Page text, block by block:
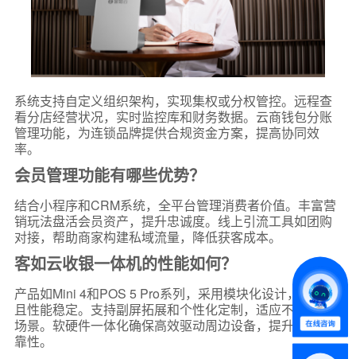
系统支持自定义组织架构，实现集权或分权管控。远程查
看分店经营状况，实时监控库和财务数据。云商钱包分账
管理功能，为连锁品牌提供合规资金方案，提高协同效
率。
会员管理功能有哪些优势？
结合小程序和CRM系统，全平台管理消费者价值。丰富营
销玩法盘活会员资产，提升忠诚度。线上引流工具如团购
对接，帮助商家构建私域流量，降低获客成本。
客如云收银一体机的性能如何？
产品如Mini 4和POS 5 Pro系列，采用模块化设计，轻量化
且性能稳定。支持副屏拓展和个性化定制，适应不同店面
场景。软硬件一体化确保高效驱动周边设备，提升运营可
靠性。
*联系方式
+86
*所属业态
*我的姓名
附加留言